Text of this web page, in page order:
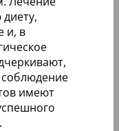
и, в
соблюдение
имеют